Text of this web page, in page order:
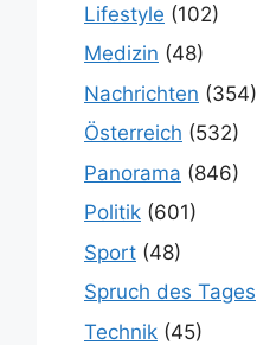
Lifestyle (102)
Medizin (48)
Nachrichten (354)
Österreich (532)
Panorama (846)
Politik (601)
Sport (48)
Spruch des Tages
Technik (45)